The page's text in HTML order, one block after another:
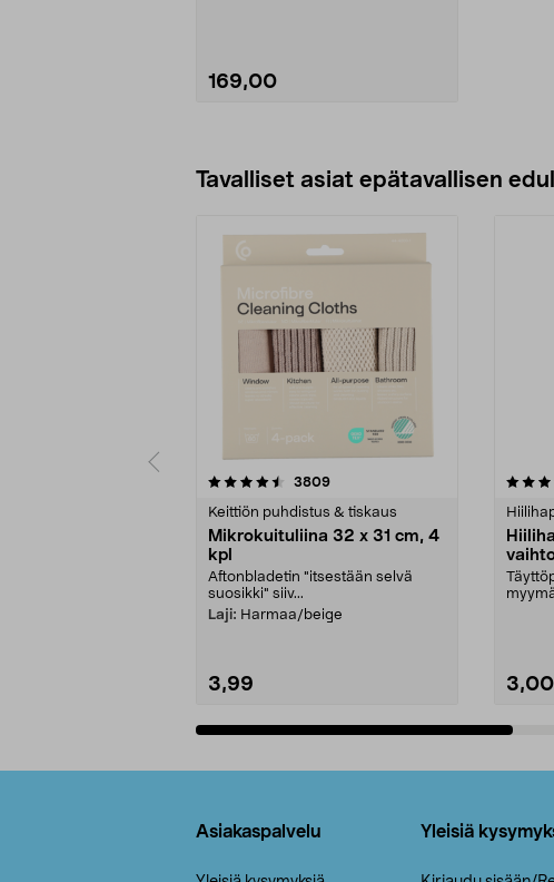
169,00
Tavalliset asiat epätavallisen
3809arvostelut
Keittiön puhdistus & tiskaus
Mikrokuituliina 32 x 31 cm, 4
kpl
Aftonbladetin "itsestään selvä
suosikki" siiv...
Laji: Harmaa/beige
3,99
4.5viidestä
3,00
Asiakaspalvelu Yleisiä